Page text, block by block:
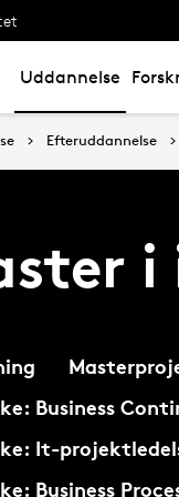
Uddannelse
Efteruddannelse
Business
It-
Business